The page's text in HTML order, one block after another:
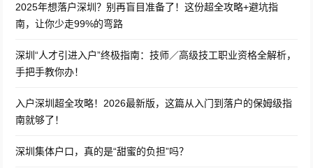
2025年想落户深圳？别再盲目准备了！这份超全攻略+避坑指
南，让你少走99%的弯路
深圳“人才引进入户”终极指南：技师／高级技工职业资格全解析，
手把手教你办！
入户深圳超全攻略！2026最新版，这篇从入门到落户的保姆级指
南就够了！
深圳集体户口，真的是“甜蜜的负担”吗？